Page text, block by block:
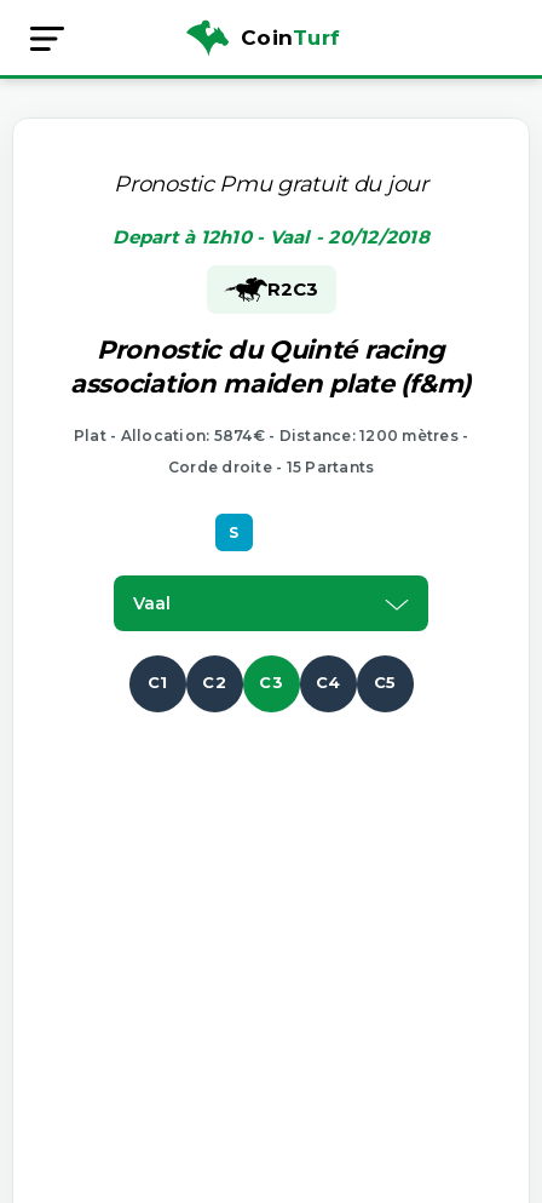
CoinTurf
Pronostic Pmu gratuit du jour
Depart à 12h10 - Vaal - 20/12/2018
R2C3
Pronostic du Quinté racing
association maiden plate (f&m)
Plat - Allocation: 5874€ - Distance: 1200 mètres -
Corde droite - 15 Partants
S
Vaal
C1 C2 C3 C4 C5